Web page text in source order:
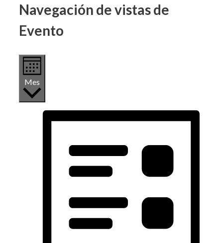
Navegación de vistas de
Evento
Mes